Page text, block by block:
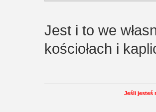
Jest i to we
kościołach i
Jeśli jesteś